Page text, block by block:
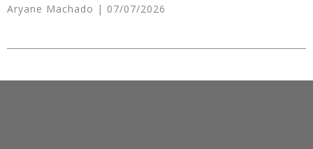
Aryane Machado 07/07/2026